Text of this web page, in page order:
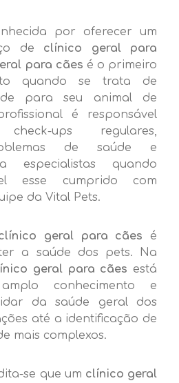
por oferecer um
de clínico geral para
para cães é o primeiro
quando se trata de
para seu animal de
é responsável
ups regulares,
de saúde e
especialistas quando
esse cumprido com
da Vital Pets.
geral para cães é
a saúde dos pets. Na
geral para cães está
conhecimento e
da saúde geral dos
até a identificação de
mais complexos.
se que um clínico geral